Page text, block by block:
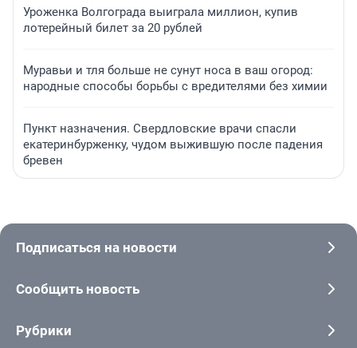
Уроженка Волгограда выиграла миллион, купив
лотерейный билет за 20 рублей
Муравьи и тля больше не сунут носа в ваш огород:
народные способы борьбы с вредителями без химии
Пункт назначения. Свердловские врачи спасли
екатеринбурженку, чудом выжившую после падения
бревен
Подписаться на новости
Сообщить новость
Рубрики